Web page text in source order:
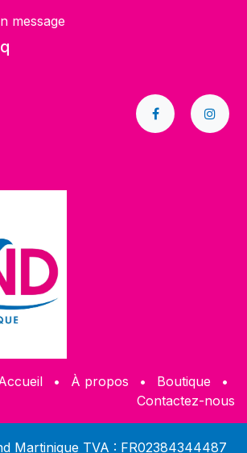
message
• À propos • ​Boutique
•
Contactez-nous
Martinique TVA : FR02384344487